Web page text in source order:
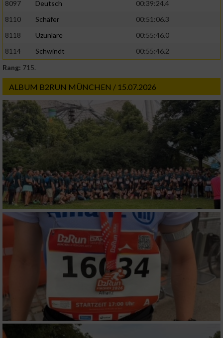
8097 Deutsch
00:39:24.4
8110
Schäfer
00:51:06.3
8118
Uzunlare
00:55:46.0
8114
Schwindt
00:55:46.2
Rang: 715.
ALBUM B2RUN MÜNCHEN / 15.07.2026